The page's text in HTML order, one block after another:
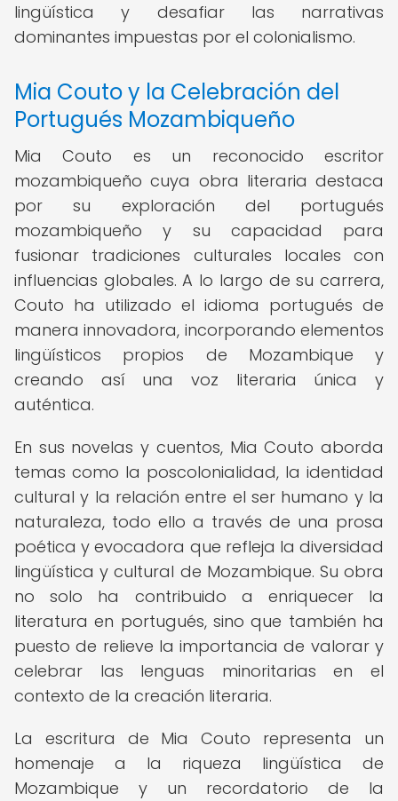
lingüística y desafiar las narrativas
dominantes impuestas por el colonialismo.
Mia Couto y la Celebración del
Portugués Mozambiqueño
Mia Couto es un reconocido escritor
mozambiqueño cuya obra literaria destaca
por su exploración del portugués
mozambiqueño y su capacidad para
fusionar tradiciones culturales locales con
influencias globales. A lo largo de su carrera,
Couto ha utilizado el idioma portugués de
manera innovadora, incorporando elementos
lingüísticos propios de Mozambique y
creando así una voz literaria única y
auténtica.
En sus novelas y cuentos, Mia Couto aborda
temas como la poscolonialidad, la identidad
cultural y la relación entre el ser humano y la
naturaleza, todo ello a través de una prosa
poética y evocadora que refleja la diversidad
lingüística y cultural de Mozambique. Su obra
no solo ha contribuido a enriquecer la
literatura en portugués, sino que también ha
puesto de relieve la importancia de valorar y
celebrar las lenguas minoritarias en el
contexto de la creación literaria.
La escritura de Mia Couto representa un
homenaje a la riqueza lingüística de
Mozambique y un recordatorio de la